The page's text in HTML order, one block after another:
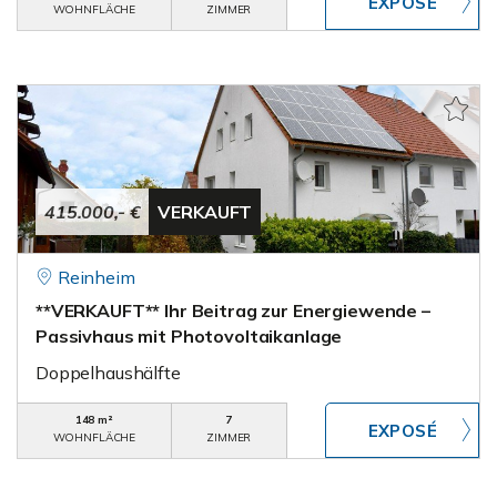
WOHNFLÄCHE
ZIMMER
415.000,- € VERKAUFT
Reinheim
**VERKAUFT** Ihr Beitrag zur Energiewende –
Passivhaus mit Photovoltaikanlage
Doppelhaushälfte
148 m²
WOHNFLÄCHE
7
ZIMMER